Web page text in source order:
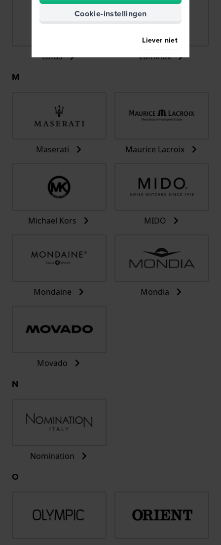
Lotus Luminox
M
Maserati Maurice Lacroix
Michael Kors MIDO
Mondaine Mondia
Movado
N
Nomination
O
Cookie-instellingen
Liever niet